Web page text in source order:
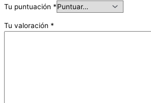
Tu puntuación *
Tu valoración *